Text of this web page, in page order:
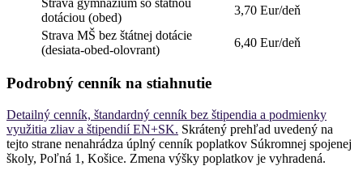
dotáciou (obed)
3,70 Eur/deň
Strava MŠ bez štátnej dotácie
(desiata-obed-olovrant)
6,40 Eur/deň
Podrobný cenník na stiahnutie
Detailný cenník, štandardný cenník bez štipendia a podmienky
využitia zliav a štipendií EN+SK. Skrátený prehľad uvedený na
tejto strane nenahrádza úplný cenník poplatkov Súkromnej spojenej
školy, Poľná 1, Košice. Zmena výšky poplatkov je vyhradená.